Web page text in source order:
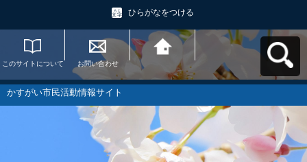
ひらがなをつける
このサイトについて お問い合わせ
かすがい市民活動情
報サイトへ戻る
かすがい市民活動情報サイト